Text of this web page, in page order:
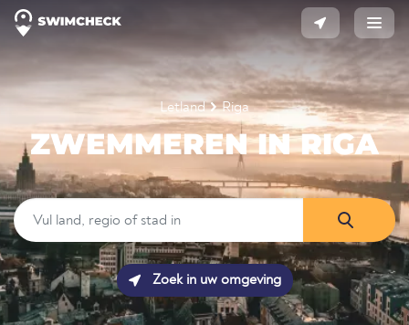
Letland Riga
ZWEMMEREN IN RIGA
Zoek in uw omgeving